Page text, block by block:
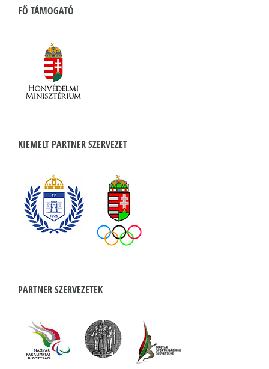
FŐ TÁMOGATÓ
KIEMELT PARTNER SZERVEZET
PARTNER SZERVEZETEK